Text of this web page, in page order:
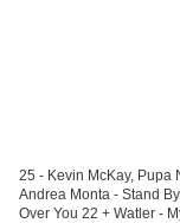
25 - Kevin McKay, Pupa Nas T,
Andrea Monta - Stand By Me 23 - Sharam Jey & Celestal feat.
Over You 22 + Watler - My Heart Goes Boom 21 E Michael Gray feat. Brutha